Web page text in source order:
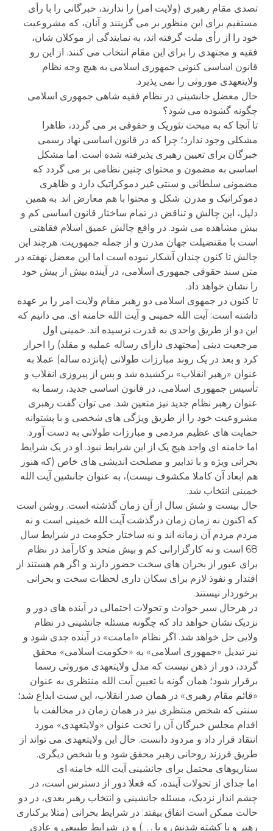
تصدی مقام رهبری (ولایت امر) را ندارند، خبرگانی را با رأی
مستقیم برای این منظور بر می گزینند و آنان، که مشروعیت
خود را از رأی ملت گرفته اند، به نمایندگی از موکلان شان،
فقیه و مجتهدی را برای این مقام انتخاب می کنند. از این رو
قانون اساسی کنونی جمهوری اسلامی به هیچ وجه نظام
ولایتعهدی موروثی را نمی پذیرد.
حال معضل جانشینی در نظام فقیه شاهی جمهوری اسلامی
چگونه گشوده می شود؟
تا آنجا که به مبحث تئوریک و حقوقی بر می گردد، ظاهرا
مشکلی وجود ندارد؛ چرا که در قانون اساسی نهاد رسمی
خبرگان برای تعیین رهبری پذیرفته شده است. اما مشکل
اساسی به مضمون و محتوای چنین نظامی بر می گردد که
مضمونی سلطانی و سنتی غیر دموکراتیک دارد و ظاهری
دموکراتیک و مدرن. شکل و محتوا با هم معارض اند. به همین
دلیل، این چالش و تناقض در تمام ساختار قانون اساسی کم و
بیش مشاهده می شود. در واقع چالش عمیق اسلام فقاهتی
است با مقتضیلت جهان مدرن و از جمله جمهوریت. هرچند این
چالش تا کنون چندان آشکار نبوده است اما این معضل نهفته در
متن سند حقوقی جمهوری اسلامی، در آینده بیش از پیش خود
را نشان خواهد داد.
تا کنون در جمهوی اسلامی دو رهبر مقام ولایت امر را بر عهده
داشته است: آیت الله خمینی و آیت الله خامنه ای. می دانیم که
این دو از طریق واحدی به قدرت نرسیده اند. خمینی اول
مرجعیت دینی (مجتهدی دارای رساله عملیه و مقلد) را احراز
کرد و بعد در یک روند مبارزات طولانی (پانزده ساله) عملا به
عنوان «رهبر انقلاب» برکشیده شد و پس از پیروزی انقلاب و
تأسیس جمهوری اسلامی، در قانون اساسی جدید، رسما به
عنوان رهبر نظام جدید نیز متعین شد. می توان گفت رهبری
مشروعیت خود را از طریق ویژگی های شخصی و با پشتوانه
حمایت های عظیم مردمی و مبارزات طولانی به دست آورد.
اما خامنه ای واجد هیچ یک از این شرایط نبود. او در یک شرایط
بحرانی ویژه و با تدابیر و مصلحت اندیشی های خاص (که هنوز
هم ابعاد آن کاملا مکشوف نیست)، به عنوان جانشین آیت الله
خمینی انتخاب شد.
حال بیست و شش سال از آن زمان گذشته است. روشن است
که اکنون نه زمان زمان درگذشت آیت الله خمینی است و نه
مردم مردم آن زمانه اند و نه ساختار حکومت در شرایط سال
68 است و نه کارگزارانی کم و بیش متحد و کارآمد در نظام
برای عبور از بحران های سخت حضور دارند و اگر هم هستند از
اقتدار و نفوذ لازم برای سکان داری لحظات سخت و بحرانی
برخوردار نیستند.
در هرحال سیر حوادث و تحولات احتمالی در آینده های دور و
نزدیک نشان خواهد داد که چگونه مسئله جانشینی در نظام
ولایی حل خواهد شد. اگر نظام «امامت» در آینده جدی شود و
نیز تبدیل «جمهوری اسلامی» به «حکومت اسلامی» محقق
گردد، دور از ذهن نیست که مدل ولایتعهدی موروثی رسما
برقرار شود؛ همان گونه با تعیین آیت الله منتظری به عنوان
«قائم مقام رهبری» در همان صدر انقلاب، این سنت ابداع شد؛
سنتی که شخص منتظری نیز در همان زمان در مخالفت با
اقدام مجلس خبرگان آن را تحت عنوان «ولایتعهدی» مورد
انتقاد قرار داد و مردود دانست. حال این ولایتعهدی می تواند از
طریق فرزند روحانی رهبر محقق شود و یا شخص دیگری.
سناریوهای محتمل برای جانشینی آیت الله خامنه ای
اما جدای از تحولات آینده، که فعلا دور از دسترس است، در
چشم انداز نزدیک، مسئله جانشینی و انتخاب رهبر بعدی، در دو
حالت ممکن است اتفاق بیفتد: در شرایط بحرانی (مثلا برکناری
رهبر و یا کشته شدنش و یا . . .) و در شرایط طبیعی و عادی